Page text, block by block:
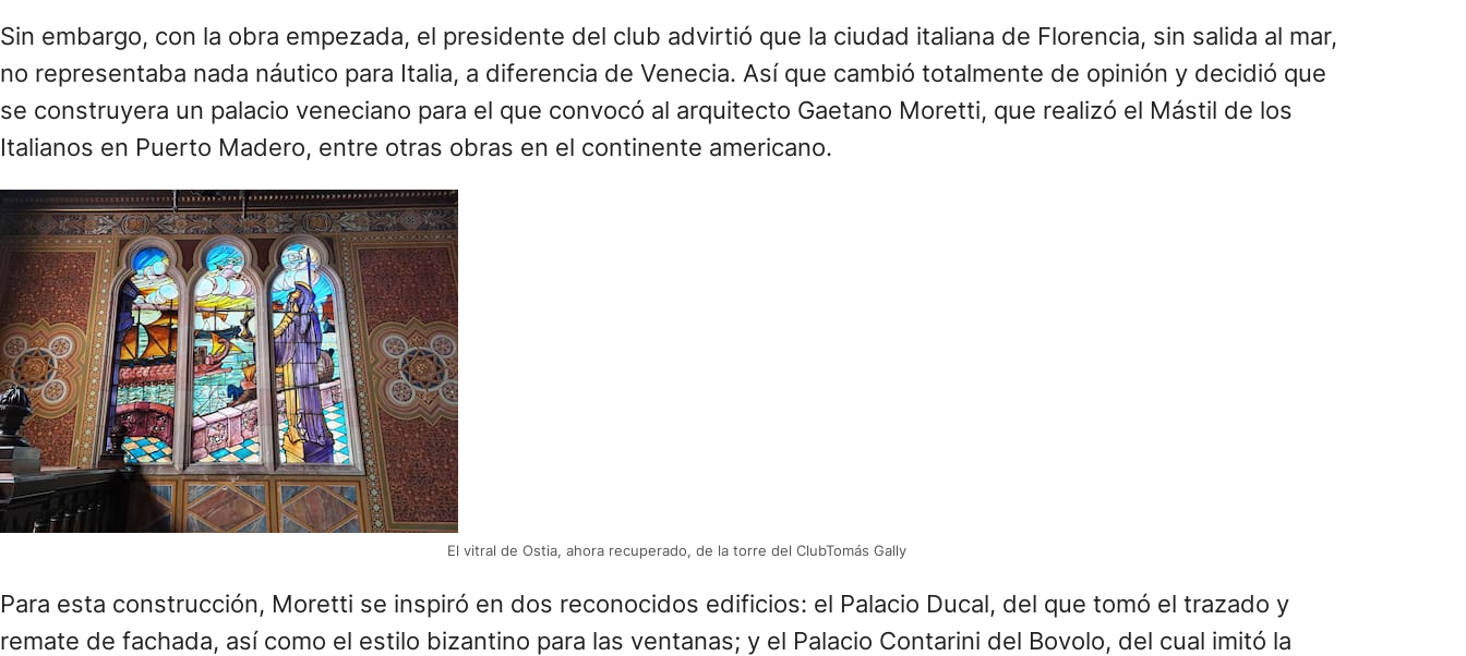
Sin embargo, con la obra empezada, el presidente del club advirtió que la ciudad italiana de Florencia, sin salida al mar,
no representaba nada náutico para Italia, a diferencia de Venecia. Así que cambió totalmente de opinión y decidió que
se construyera un palacio veneciano para el que convocó al arquitecto Gaetano Moretti, que realizó el Mástil de los
Italianos en Puerto Madero, entre otras obras en el continente americano.
El vitral de Ostia, ahora recuperado, de la torre del ClubTomás Gally
Para esta construcción, Moretti se inspiró en dos reconocidos edificios: el Palacio Ducal, del que tomó el trazado y
remate de fachada, así como el estilo bizantino para las ventanas; y el Palacio Contarini del Bovolo, del cual imitó la